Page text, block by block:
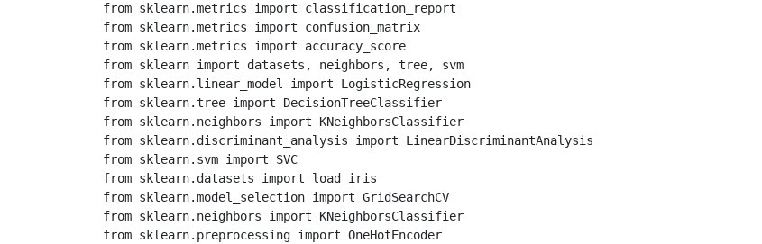
from sklearn.metrics import
classification_report
from sklearn.metrics import
confusion_matrix
from sklearn.metrics import
accuracy_score
from sklearn import datasets , neighbors , tree,
svm
from sklearn.linear_model import
LogisticRegression
from sklearn.tree import
DecisionTreeClassifier
from sklearn.neighbors import
KNeighborsClassifier
from sklearn.discriminant_analysis import
LinearDiscriminantAnalysis
from sklearn.svm import
SVC
from sklearn.datasets import
load_iris
from sklearn.model_selection import GridSearchCV
from sklearn.neighbors import
KNeighborsClassifier
from sklearn.preprocessing import OneHotEncoder